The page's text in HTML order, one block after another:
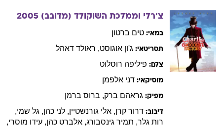
צ'רלי וממלכת השוקולד (מדובב) 2005
במאי: טים ברטון
תסריטאי: ג'ון אוגוסט, ראולד דאהל
צלם: פיליפה רוסלוט
מוסיקאי: דני אלפמן
מפיק: גראהם ברק, ברוס ברמן
דיבוב: דרור קרן, אלי גורנשטיין, לני כהן, גל שמי,
רות גלר, תמיר גינסבורג, אלברט כהן, עידו מוסרי,